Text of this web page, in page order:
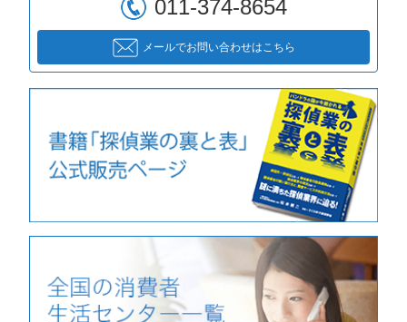
011-374-8654
メールでお問い合わせはこちら